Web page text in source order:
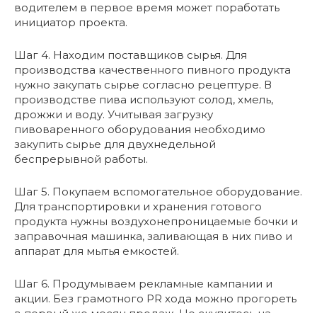
водителем в первое время может поработать
инициатор проекта.
Шаг 4. Находим поставщиков сырья. Для
производства качественного пивного продукта
нужно закупать сырье согласно рецептуре. В
производстве пива используют солод, хмель,
дрожжи и воду. Учитывая загрузку
пивоваренного оборудования необходимо
закупить сырье для двухнедельной
беспрерывной работы.
Шаг 5. Покупаем вспомогательное оборудование.
Для транспортировки и хранения готового
продукта нужны воздухонепроницаемые бочки и
заправочная машинка, заливающая в них пиво и
аппарат для мытья емкостей.
Шаг 6. Продумываем рекламные кампании и
акции. Без грамотного PR хода можно прогореть